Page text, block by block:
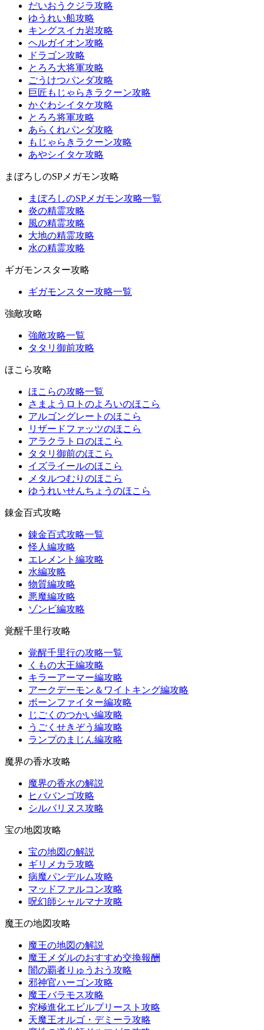
だいおうクジラ攻略
ゆうれい船攻略
キングスイカ岩攻略
ヘルガイオン攻略
ドラゴン攻略
とろろ大将軍攻略
ごうけつパンダ攻略
巨匠もじゃらきラクーン攻略
かぐわシイタケ攻略
とろろ将軍攻略
あらくれパンダ攻略
もじゃらきラクーン攻略
あやシイタケ攻略
まぼろしのSPメガモン攻略
まぼろしのSPメガモン攻略一覧
炎の精霊攻略
風の精霊攻略
大地の精霊攻略
水の精霊攻略
ギガモンスター攻略
ギガモンスター攻略一覧
強敵攻略
強敵攻略一覧
タタリ御前攻略
ほこら攻略
ほこらの攻略一覧
さまようロトのよろいのほこら
アルゴングレートのほこら
リザードファッツのほこら
アラクラトロのほこら
タタリ御前のほこら
イズライールのほこら
メタルつむりのほこら
ゆうれいせんちょうのほこら
錬金百式攻略
錬金百式攻略一覧
怪人編攻略
エレメント編攻略
水編攻略
物質編攻略
悪魔編攻略
ゾンビ編攻略
覚醒千里行攻略
覚醒千里行の攻略一覧
くもの大王編攻略
キラーアーマー編攻略
アークデーモン＆ワイトキング編攻略
ボーンファイター編攻略
じごくのつかい編攻略
うごくせきぞう編攻略
ランプのまじん編攻略
魔界の香水攻略
魔界の香水の解説
ヒババンゴ攻略
シルバリヌス攻略
宝の地図攻略
宝の地図の解説
ギリメカラ攻略
病魔パンデルム攻略
マッドファルコン攻略
呪幻師シャルマナ攻略
魔王の地図攻略
魔王の地図の解説
魔王メダルのおすすめ交換報酬
闇の覇者りゅうおう攻略
邪神官ハーゴン攻略
魔王バラモス攻略
究極進化エビルプリースト攻略
天魔王オルゴ・デミーラ攻略